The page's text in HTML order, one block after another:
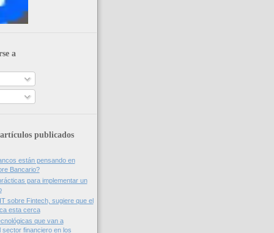
a
publicados
están pensando en
Bancario?
para implementar un
sobre Fintech, sugiere que el
esta cerca
que van a
sector financiero en los